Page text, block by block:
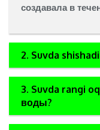
создавала в
2. Suvda
3. Suvda rangi
воды?